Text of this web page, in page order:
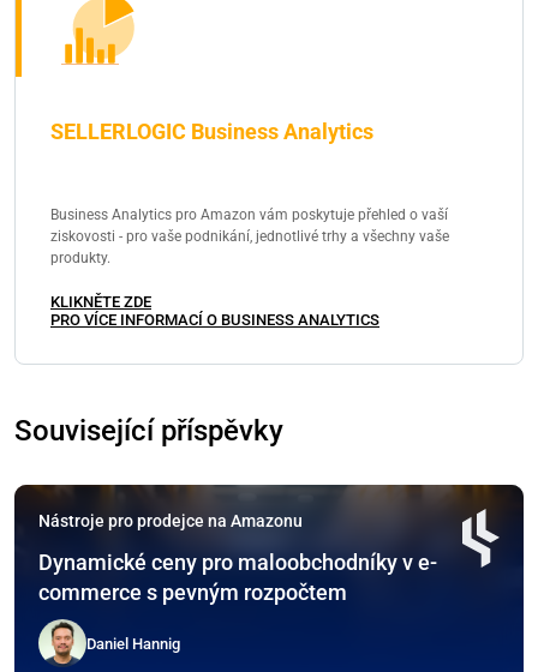
SELLERLOGIC Business Analytics
Business Analytics pro Amazon vám poskytuje přehled o vaší
ziskovosti - pro vaše podnikání, jednotlivé trhy a všechny vaše
produkty.
KLIKNĚTE ZDE
PRO VÍCE INFORMACÍ O BUSINESS ANALYTICS
Související příspěvky
Nástroje pro prodejce na Amazonu
Dynamické ceny pro maloobchodníky v e-
commerce s pevným rozpočtem
Daniel Hannig